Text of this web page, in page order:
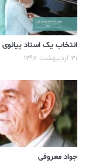
انتخاب یک استاد
۳۱ اردیبهشت ۱۳۹۷
جواد معروفی